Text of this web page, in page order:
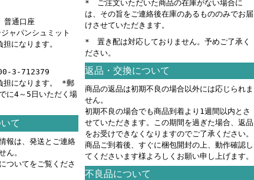
通口座
ャパンシュミット
になります。
3-712379
担になります。 *郵
に4～5日いただく場
て
報は、発送とご連絡
ん。
についてをご覧くださ
* ご注文いただいた商品の在庫がない場合に
は、その旨をご連絡後在庫のあるもののみでお届
けさせていただきます。
* 置き配は対応しておりません。予めご了承く
ださい。
返品・交換について
商品の返品は初期不良の場合以外には応じられま
せん。
初期不良の場合でも商品到着より1週間以内とさ
せていただきます。この期間を過ぎた場合、返品
をお受けできなくなりますのでご了承ください。
商品ご到着後、すぐに梱包開封の上、動作確認し
てくださいます様よろしくお願い申し上げます。
不良品について